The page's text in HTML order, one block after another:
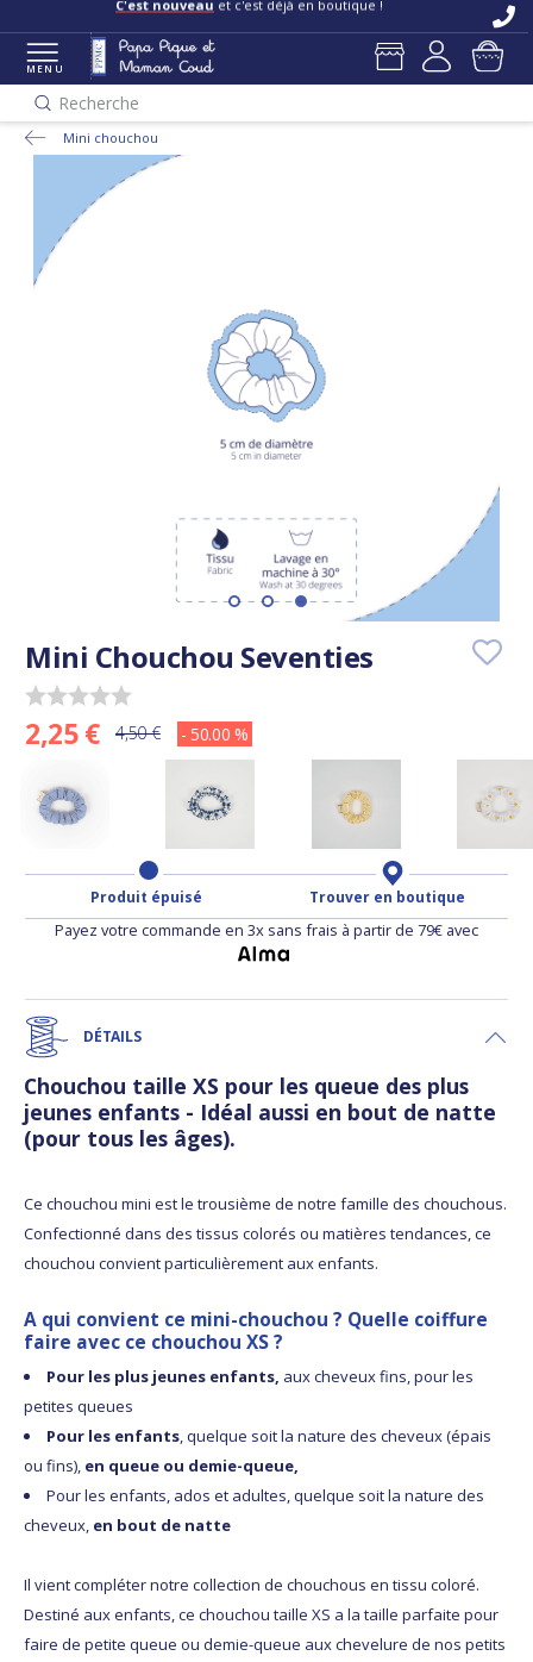
C'est nouveau et c'est déjà en boutique !
MENU
Recherche
Mini chouchou
Mini Chouchou Seventies
2,25 € 4,50 € - 50.00 %
Produit épuisé Trouver en boutique
Payez votre commande en 3x sans frais à partir de 79€ avec
DÉTAILS
Chouchou taille XS pour les queue des plus
jeunes enfants - Idéal aussi en bout de natte
(pour tous les âges).
Ce chouchou mini est le trousième de notre famille des chouchous.
Confectionné dans des tissus colorés ou matières tendances, ce
chouchou convient particulièrement aux enfants.
A qui convient ce mini-chouchou ? Quelle coiffure
faire avec ce chouchou XS ?
Pour les plus jeunes enfants, aux cheveux fins, pour les
petites queues
Pour les enfants, quelque soit la nature des cheveux (épais
ou fins), en queue ou demie-queue,
Pour les enfants, ados et adultes, quelque soit la nature des
cheveux, en bout de natte
Il vient compléter notre collection de chouchous en tissu coloré.
Destiné aux enfants, ce chouchou taille XS a la taille parfaite pour
faire de petite queue ou demie-queue aux chevelure de nos petits